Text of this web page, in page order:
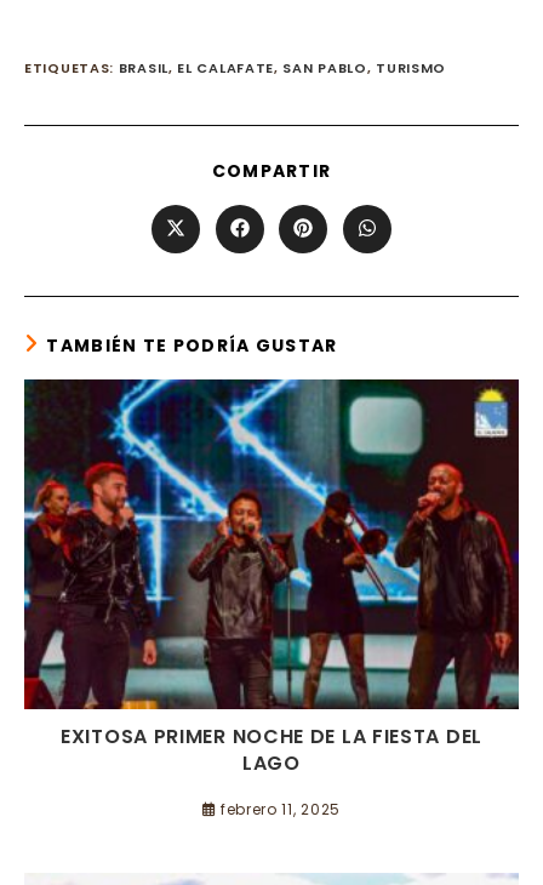
ETIQUETAS: BRASIL, EL CALAFATE, SAN PABLO, TURISMO
COMPARTIR
CONTENT
Opens
in
window
Opens
in
window
Opens
in
window
Opens
in
window
TAMBIÉN TE PODRÍA GUSTAR
EXITOSA PRIMER NOCHE DE LA FIESTA DEL
LAGO
febrero 11, 2025